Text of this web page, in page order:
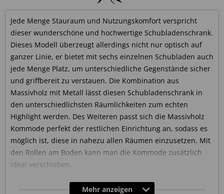
Jede Menge Stauraum und Nutzungskomfort verspricht
dieser wunderschöne und hochwertige Schubladenschrank.
Dieses Modell überzeugt allerdings nicht nur optisch auf
ganzer Linie, er bietet mit sechs einzelnen Schubladen auch
jede Menge Platz, um unterschiedliche Gegenstände sicher
und griffbereit zu verstauen. Die Kombination aus
Massivholz mit Metall lässt diesen Schubladenschrank in
den unterschiedlichsten Räumlichkeiten zum echten
Highlight werden. Des Weiteren passt sich die Massivholz
Kommode perfekt der restlichen Einrichtung an, sodass es
möglich ist, diese in nahezu allen Räumen einzusetzen. Mit
den Rollen am Boden kann man die Kommode zusätzlich
ideal verschieben.
Schubladenschrank mit Perfekt
Mehr anzeigen